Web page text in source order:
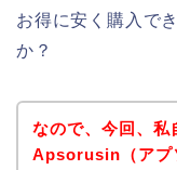
お得に安く購入で
か？
なので、今回、私
Apsorusin（アプ